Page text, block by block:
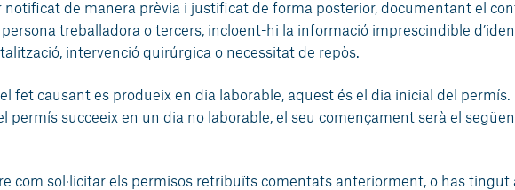
notificat de manera prèvia i justificat de forma posterior, documentant el
treballadora o tercers, incloent-hi la informació imprescindible
intervenció quirúrgica o necessitat de repòs.
fet causant es produeix en dia laborable, aquest és el dia inicial del permís.
permís succeeix en un dia no laborable, el seu començament serà el
com sol·licitar els permisos retribuïts comentats anteriorment, o has tingut